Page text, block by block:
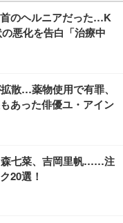
のヘルニアだった…K
悪化を告白「治療中
散…薬物使用で有罪、
あった俳優ユ・アイン
森七菜、吉岡里帆……注
20選！